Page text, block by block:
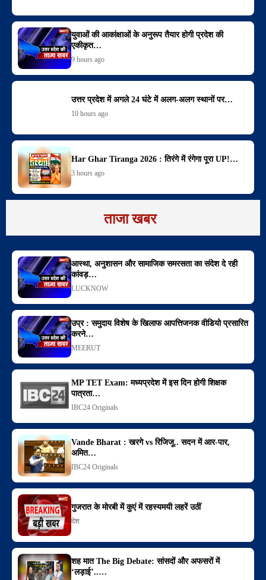
युवाओं की आकांक्षाओं के अनुरूप तैयार होगी प्रदेश की
एकीकृत…
9 hours ago
उत्तर प्रदेश में अगले 24 घंटे में अलग-अलग स्थानों पर…
10 hours ago
Har Ghar Tiranga 2026 : तिरंगे में रंगेगा पूरा UP!…
3 hours ago
ताजा खबर
आस्था, अनुशासन और सामाजिक समरसता का संदेश दे रही
कांवड़…
LUCKNOW
उप्र : समुदाय विशेष के खिलाफ आपत्तिजनक वीडियो प्रसारित
करने…
MEERUT
MP TET Exam: मध्यप्रदेश में इस दिन होगी शिक्षक
पात्रता…
IBC24 Originals
Vande Bharat : खरगे vs रिजिजू.. सदन में आर-पार,
अमित…
IBC24 Originals
गुजरात के मोरबी में कुएं में रहस्यमयी लहरें उठीं
देश
शह मात The Big Debate: सांसदों और अफसरों में
‘लड़ाई’..…